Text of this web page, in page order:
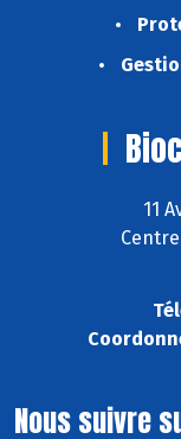
11
Nous suivre